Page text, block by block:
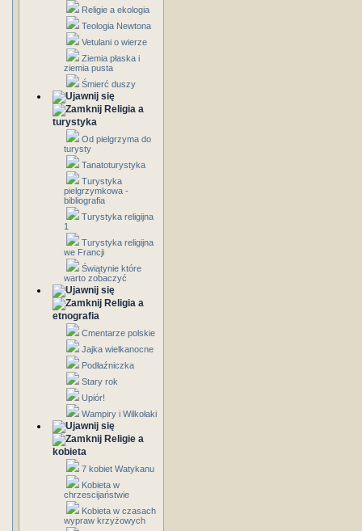
Religie a ekologia
Teologia Newtona
Vetulani o wierze
Ziemia płaska i
ziemia pusta
Śmierć duszy
Religia a
turystyka
Od pielgrzyma do
turysty
Tanatoturystyka
Turystyka
pielgrzymkowa -
bibliografia
Turystyka religijna
1
Turystyka religijna
we Francji
Świątynie które
warto zobaczyć
Religia a
etnografia
Cmentarze polskie
Jajka wielkanocne
Podłaźniczka
Stary rok
Upiór!
Wampiry i Wilkołaki
Religie a
kobieta
7 kobiet Watykanu
Kobieta w
chrzescijaństwie
Kobieta w czasach
wypraw krzyżowych